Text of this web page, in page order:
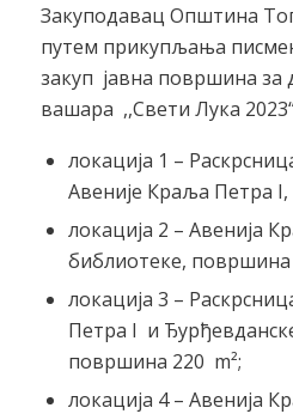
Закуподавац Општина
путем прикупљања
закуп јавнa површинa
вашара ,,Свети Лука
локација 1 –
Авеније Краља Петра
локација 2 – Авенија
библиотеке, површина
локација 3 –
Петра I и
површина 220 m²;
локација 4 – Авенија